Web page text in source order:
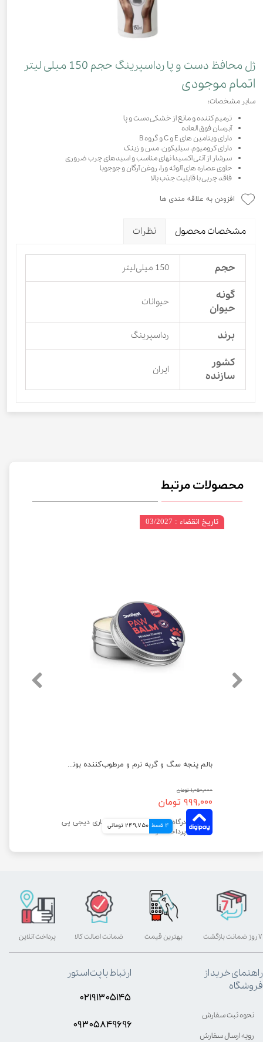
ژل محافظ دست و پا رداسپرینگ حجم 150 میلی لیتر
اتمام موجودی
سایر مشخصات:
ترمیم کننده و مانع از خشکی دست و پا
آبرسان فوق العاده
دارای ویتامین های E و C و گروه B
دارای کرومیوم، سیلیکون، مس و زینک
سرشار از آنتی اکسیدا نهای مناسب و اسیدهای چرب ضروری
حاوی عصاره های آلوئه ورا، روغن آرگان و جوجوبا
فاقد چربی با قابلیت جذب بالا
افزودن به علاقه مندی ها
مشخصات محصول نظرات
حجم 150 میلی‌لیتر
گونه
حیوان
حیوانات
برند رداسپرینگ
کشور
سازنده
ایران
محصولات مرتبط
بالم پنجه سگ و گربه نرم و مرطوب‌کننده بونست حجم 60 میلی لیتر
۱,۰۵۰,۰۰۰ تومان
۹۹۹,۰۰۰ تومان
4 قسط 249,750 تومانی
تاریخ انقضاء : 03/2027
بهترین قیمت پرداخت آنلاین ۷ روز ضمانت بازگشت ضمانت اصالت کالا
راهنمای خرید از
فروشگاه
نحوه ثبت سفارش
رویه ارسال سفارش
ارتباط با پت استور
۰۲۱۹۱۳۰۵۱۴۵
۰۹۳۰۵8۴9696